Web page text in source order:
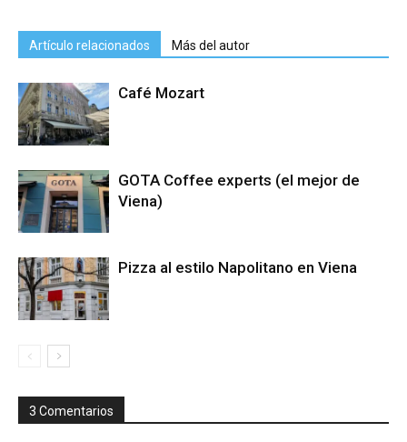
Artículo relacionados Más del autor
Café Mozart
GOTA Coffee experts (el mejor de
Viena)
Pizza al estilo Napolitano en Viena
3 Comentarios